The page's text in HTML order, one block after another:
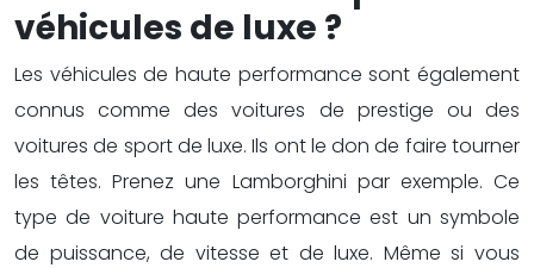
véhicules de luxe ?
Les véhicules de haute performance sont également
connus comme des voitures de prestige ou des
voitures de sport de luxe. Ils ont le don de faire tourner
les têtes. Prenez une Lamborghini par exemple. Ce
type de voiture haute performance est un symbole
de puissance, de vitesse et de luxe. Même si vous